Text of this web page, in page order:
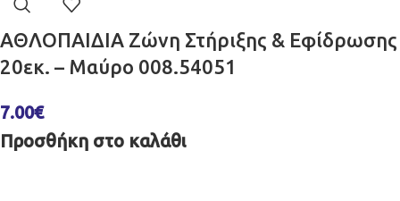
ΑΘΛΟΠΑΙΔΙΑ Ζώνη Στήριξης & Εφίδρωσης
20εκ. – Μαύρο 008.54051
7.00€
Προσθήκη στο καλάθι